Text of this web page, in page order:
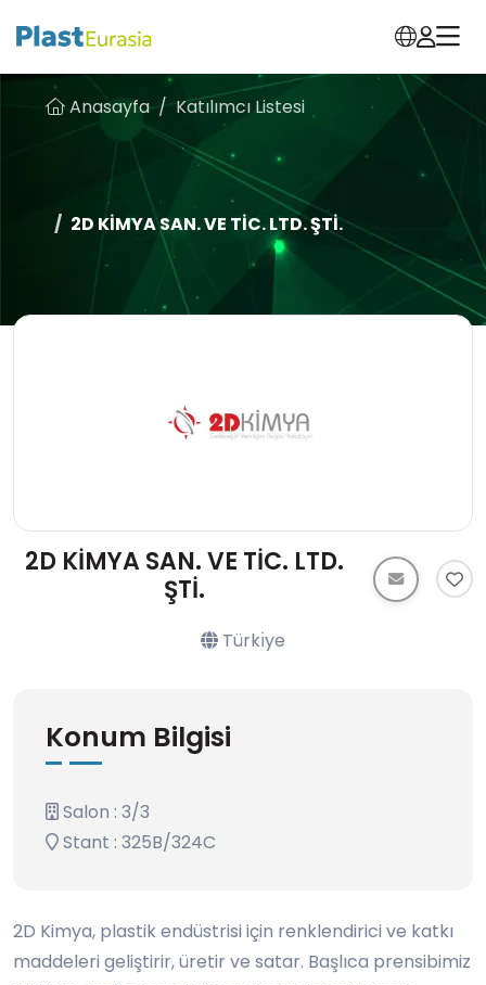
Anasayfa Katılımcı Listesi
2D KİMYA SAN. VE TİC. LTD. ŞTİ.
2D KİMYA SAN. VE TİC. LTD.
ŞTİ.
Türkı̇ye
Konum Bilgisi
Salon : 3/3
Stant : 325B/324C
2D Kimya, plastik endüstrisi için renklendirici ve katkı
maddeleri geliştirir, üretir ve satar. Başlıca prensibimiz